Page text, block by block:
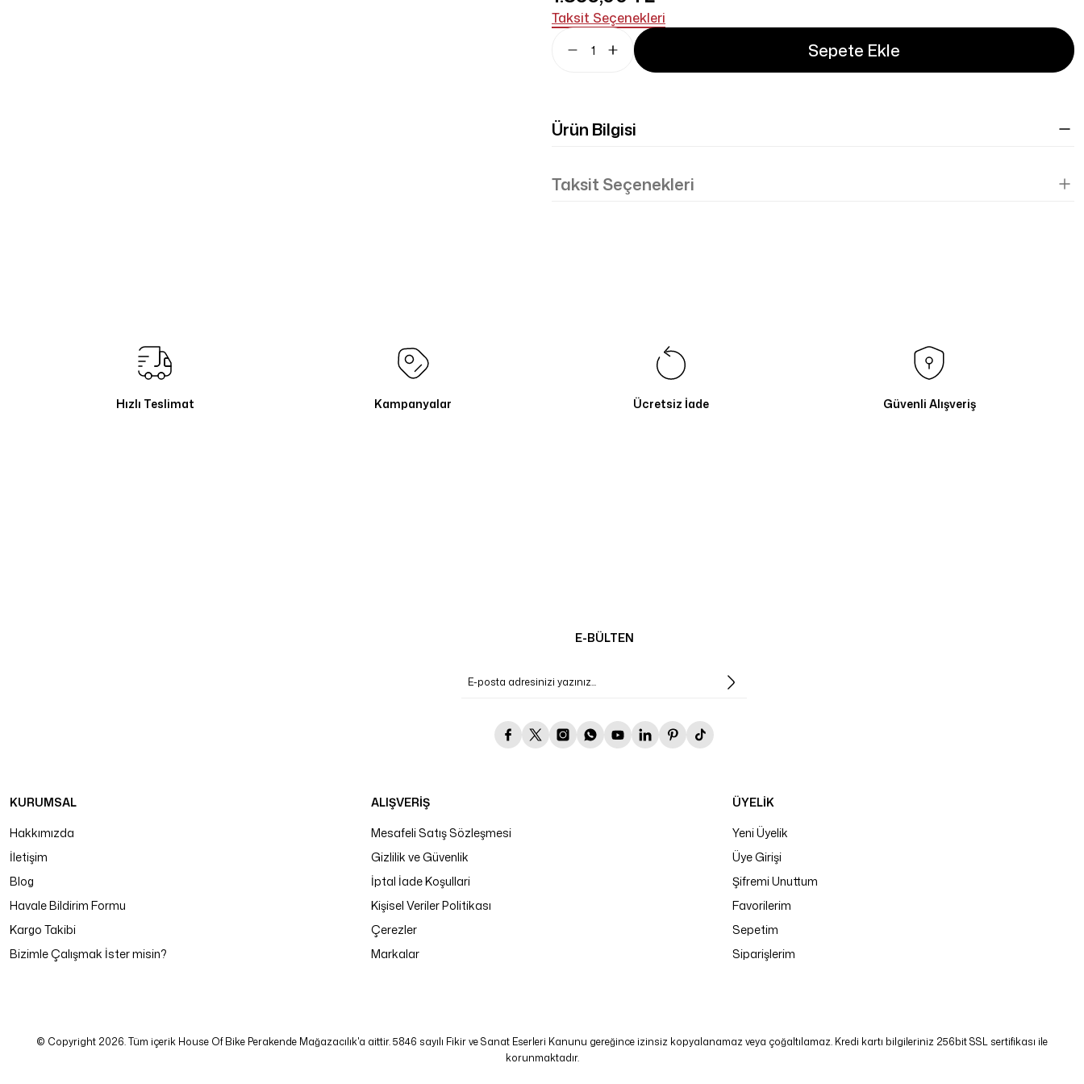
Taksit Seçenekleri
Sepete Ekle
Ürün Bilgisi
Taksit Seçenekleri
Hızlı Teslimat Kampanyalar Ücretsiz İade Güvenli Alışveriş
E-BÜLTEN
KURUMSAL
Hakkımızda
İletişim
Blog
Havale Bildirim Formu
Kargo Takibi
Bizimle Çalışmak İster misin?
ALIŞVERİŞ
Mesafeli Satış Sözleşmesi
Gizlilik ve Güvenlik
İptal İade Koşullari
Kişisel Veriler Politikası
Çerezler
Markalar
ÜYELİK
Yeni Üyelik
Üye Girişi
Şifremi Unuttum
Favorilerim
Sepetim
Siparişlerim
© Copyright 2026. Tüm içerik House Of Bike Perakende Mağazacılık'a aittir. 5846 sayılı Fikir ve Sanat Eserleri Kanunu gereğince izinsiz kopyalanamaz veya çoğaltılamaz. Kredi kartı bilgileriniz 256bit SSL sertifikası ile
korunmaktadır.